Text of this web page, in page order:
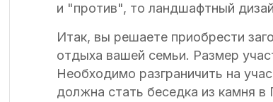
и "против", то ландшафтный
Итак, вы решаете приобрести
отдыха вашей семьи. Размер
Необходимо разграничить на
должна стать беседка из камня